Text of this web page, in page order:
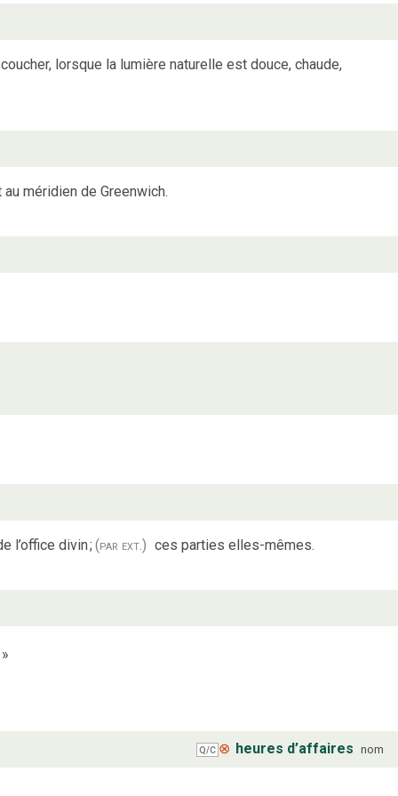
lorsque la lumière naturelle est douce, chaude,
méridien de Greenwich.
l’office divin;(par ext.) ces parties elles-mêmes.
»
Q/C ⊗ heures d’affaires nom